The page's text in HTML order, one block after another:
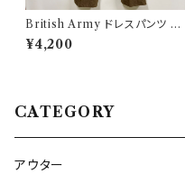
British Army ドレスパンツ イ
ギリス軍 スラックス ミリタリー
パンツ ウールパンツ2
¥4,200
CATEGORY
アウター